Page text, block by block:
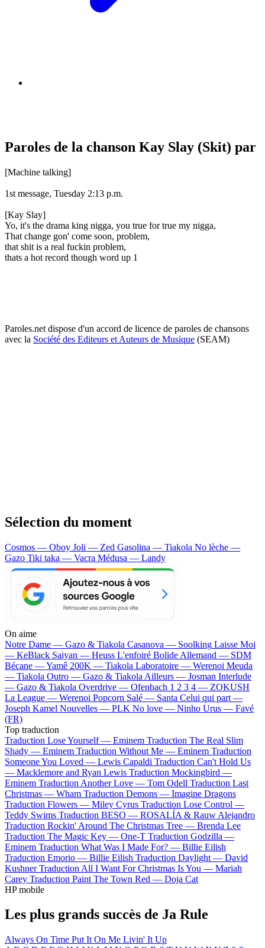
Paroles de la chanson Kay Slay (Skit) par
[Machine talking]
1st message, Tuesday 2:13 p.m.
[Kay Slay]
Yo, it's the drama king nigga, you true for true my nigga,
That change gon' come soon, problem,
that shit is a real fuckin problem,
thats a hot record though word up 1
Paroles.net dispose d'un accord de licence de paroles de chansons
avec la Société des Editeurs et Auteurs de Musique (SEAM)
Sélection du moment
Cosmos — Oboy Joli — Zed Gasolina — Tiakola No lèche —
Gazo Tiki taka — Vacra Médusa — Landy
On aime
Notre Dame — Gazo & Tiakola Casanova — Soolking Laisse Moi
— KeBlack Saiyan — Heuss L'enfoiré Bolide Allemand — SDM
Bécane —Yamê 200K — Tiakola Laboratoire — Werenoi Meuda
— Tiakola Outro — Gazo & Tiakola Ailleurs — Josman Interlude
— Gazo & Tiakola Overdrive — Ofenbach 1 2 3 4 — ZOKUSH
La League — Werenoi Popcorn Salé — Santa Celui qui part —
Joseph Kamel Nouvelles — PLK No love — Ninho Urus — Favé
(FR)
Top traduction
Traduction Lose Yourself — Eminem Traduction The Real Slim
Shady — Eminem Traduction Without Me — Eminem Traduction
Someone You Loved — Lewis Capaldi Traduction Can't Hold Us
— Macklemore and Ryan Lewis Traduction Mockingbird —
Eminem Traduction Another Love — Tom Odell Traduction Last
Christmas — Wham Traduction Demons — Imagine Dragons
Traduction Flowers — Miley Cyrus Traduction Lose Control —
Teddy Swims Traduction BESO — ROSALÍA & Rauw Alejandro
Traduction Rockin' Around The Christmas Tree — Brenda Lee
Traduction The Magic Key — One-T Traduction Godzilla —
Eminem Traduction What Was I Made For? — Billie Eilish
Traduction Emorio — Billie Eilish Traduction Daylight — David
Kushner Traduction All I Want For Christmas Is You — Mariah
Carey Traduction Paint The Town Red — Doja Cat
HP mobile
Les plus grands succès de Ja Rule
Always On Time Put It On Me Livin' It Up